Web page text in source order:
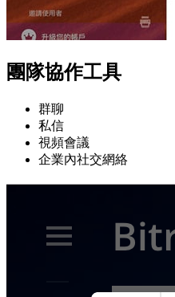
團隊協作工具
群聊
私信
視頻會議
企業內社交網絡